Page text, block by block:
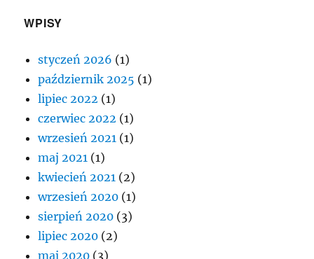
WPISY
styczeń 2026 (1)
październik 2025 (1)
lipiec 2022 (1)
czerwiec 2022 (1)
wrzesień 2021 (1)
maj 2021 (1)
kwiecień 2021 (2)
wrzesień 2020 (1)
sierpień 2020 (3)
lipiec 2020 (2)
maj 2020 (3)